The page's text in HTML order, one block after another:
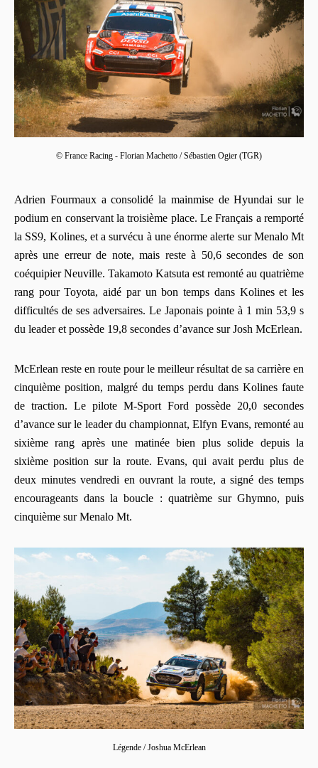
© France Racing - Florian Machetto / Sébastien Ogier (TGR)
Adrien Fourmauxa consolidé la mainmise de Hyundai sur le
podium en conservant la troisième place. Le Français a remporté
la SS9, Kolines, et a survécu à une énorme alerte sur Menalo Mt
après une erreur de note, mais reste à 50,6 secondes de son
coéquipier Neuville. Takamoto Katsuta est remonté au quatrième
rang pour Toyota, aidé par un bon temps dans Kolines et les
difficultés de ses adversaires. Le Japonais pointe à 1 min 53,9 s
du leader et possède 19,8 secondes d’avance surJosh McErlean.
McErlean reste en route pour le meilleur résultat de sa carrière en
cinquième position, malgré du temps perdu dans Kolines faute
de traction. Le pilote M‑Sport Ford possède 20,0 secondes
d’avance sur le leader du championnat,Elfyn Evans, remonté au
sixième rang après une matinée bien plus solide depuis la
sixième position sur la route. Evans, qui avait perdu plus de
deux minutes vendredi en ouvrant la route, a signé des temps
encourageants dans la boucle : quatrième sur Ghymno, puis
cinquième sur Menalo Mt.
Légende / Joshua McErlean